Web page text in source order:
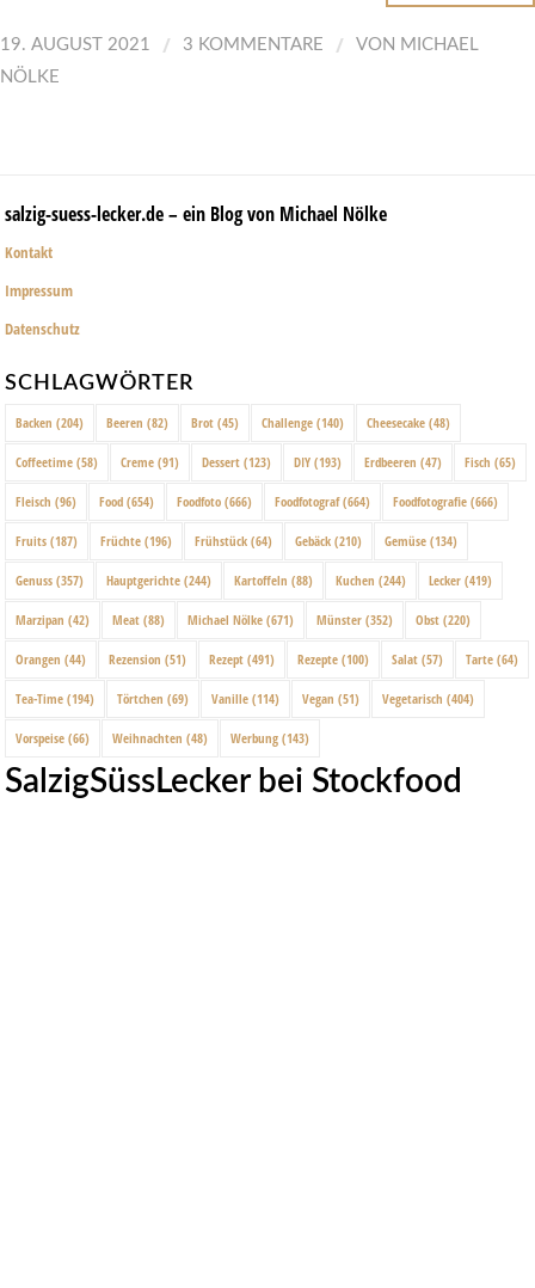
19. AUGUST 2021 / 3 KOMMENTARE / VON MICHAEL
NÖLKE
salzig-suess-lecker.de – ein Blog von Michael Nölke
Kontakt
Impressum
Datenschutz
SCHLAGWÖRTER
Backen (204) Beeren (82) Brot (45) Challenge (140) Cheesecake (48)
Coffeetime (58) Creme (91) Dessert (123) DIY (193) Erdbeeren (47) Fisch (65)
Fleisch (96) Food (654) Foodfoto (666) Foodfotograf(664) Foodfotografie (666)
Fruits (187) Früchte (196) Frühstück (64) Gebäck (210) Gemüse (134)
Genuss (357) Hauptgerichte (244) Kartoffeln (88) Kuchen (244) Lecker (419)
Marzipan (42) Meat (88) Michael Nölke (671) Münster (352) Obst (220)
Orangen (44) Rezension (51) Rezept (491) Rezepte (100) Salat (57) Tarte (64)
Tea-Time (194) Törtchen (69) Vanille (114) Vegan (51) Vegetarisch (404)
Vorspeise (66) Weihnachten (48) Werbung (143)
SalzigSüssLecker bei Stockfood